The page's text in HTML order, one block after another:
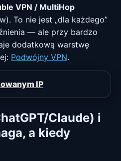
VPN / MultiHop
To nie jest „dla każdego”
— ale przy bardzo
dodatkową warstwę
Podwójny VPN.
IP
Claude) i
a kiedy